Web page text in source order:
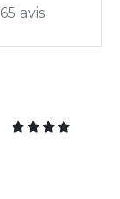
65 avis